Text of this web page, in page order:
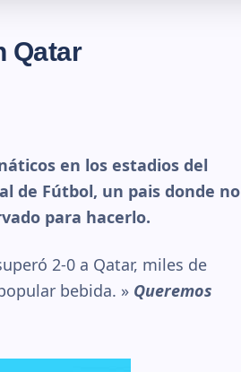
Qatar
en los estadios del
de Fútbol, un pais donde no
para hacerlo.
2-0 a Qatar, miles de
bebida. » Queremos